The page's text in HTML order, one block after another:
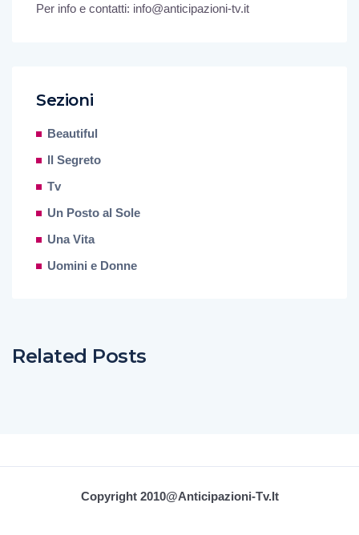
Per info e contatti: info@anticipazioni-tv.it
Sezioni
Beautiful
Il Segreto
Tv
Un Posto al Sole
Una Vita
Uomini e Donne
Related Posts
Copyright 2010@Anticipazioni-Tv.it